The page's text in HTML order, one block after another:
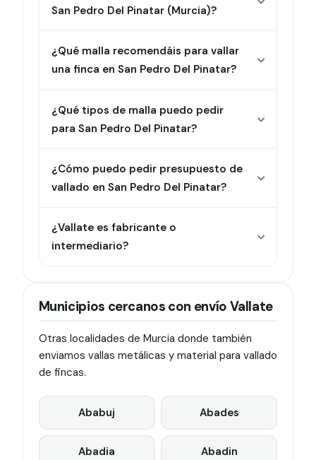
San Pedro Del Pinatar (Murcia)?
¿Qué malla recomendáis para vallar
una finca en San Pedro Del Pinatar?
¿Qué tipos de malla puedo pedir
para San Pedro Del Pinatar?
¿Cómo puedo pedir presupuesto de
vallado en San Pedro Del Pinatar?
¿Vallate es fabricante o
intermediario?
Municipios cercanos con envío Vallate
Otras localidades de Murcia donde también
enviamos vallas metálicas y material para vallado
de fincas.
Ababuj Abades
Abadia Abadin